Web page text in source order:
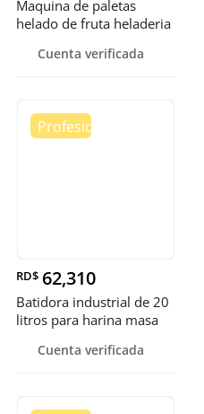
Maquina de paletas
helado de fruta heladeria
Cuenta verificada
RD$ 62,310
Batidora industrial de 20
litros para harina masa
Cuenta verificada